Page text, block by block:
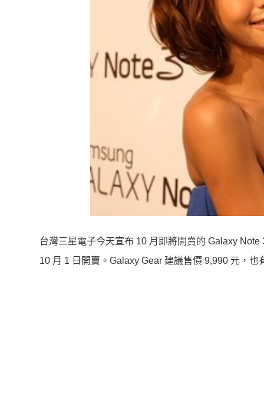
台灣三星電子今天宣布 10 月即將開賣的 Galaxy
10 月 1 日開賣。Galaxy Gear 建議售價 9,990 元，